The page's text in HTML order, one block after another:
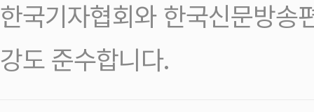
한국기자협회와 한국신문방송
강도 준수합니다.